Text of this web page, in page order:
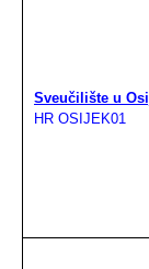
Sveučilište u
HR OSIJEK01